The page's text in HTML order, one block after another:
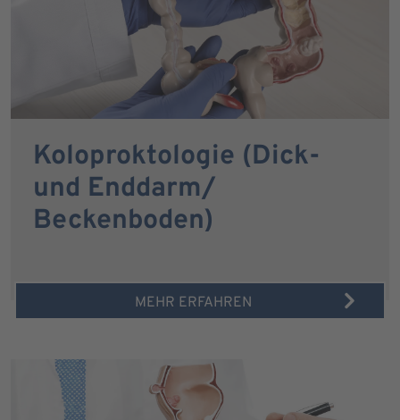
Koloproktologie (Dick-
und Enddarm/
Beckenboden)
MEHR ERFAHREN